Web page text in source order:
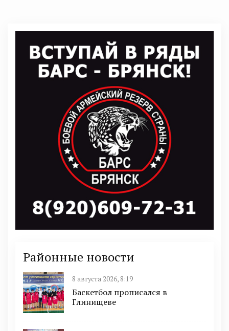
Районные новости
8 августа 2026, 8:19
Баскетбол прописался в
Глинищеве